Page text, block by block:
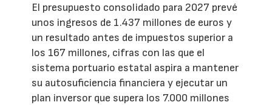
El presupuesto consolidado para 2027 prevé
unos ingresos de 1.437 millones de euros y
un resultado antes de impuestos superior a
los 167 millones, cifras con las que el
sistema portuario estatal aspira a mantener
su autosuficiencia financiera y ejecutar un
plan inversor que supera los 7.000 millones